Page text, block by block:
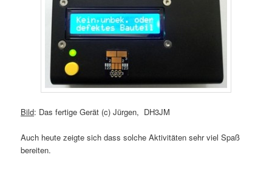
Bild: Das fertige Gerät (c) Jürgen, DH3JM
Auch heute zeigte sich dass solche Aktivitäten sehr viel Spaß
bereiten.